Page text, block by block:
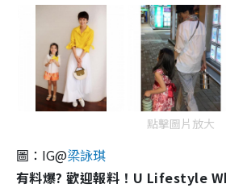
點擊圖片放大
圖：IG@梁詠琪
有料爆? 歡迎報料！U Lifestyle